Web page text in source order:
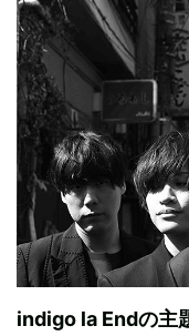
indigo la Endの主